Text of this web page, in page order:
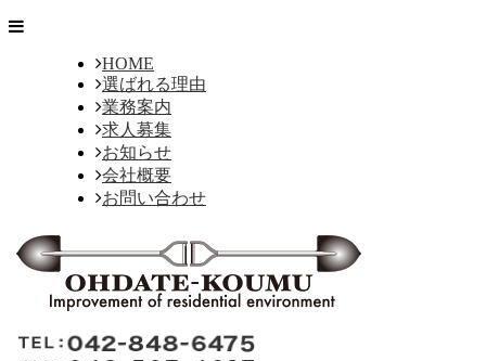
HOME
選ばれる理由
業務案内
求人募集
お知らせ
会社概要
お問い合わせ